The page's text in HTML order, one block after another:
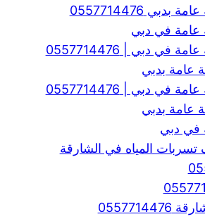
0557714476
عامة في دبي
شركة صيانة عامة في دبي | 0557714476
عامة بدبي
شركة صيانة عامة في دبي | 0557714476
عامة بدبي
في دبي
المياه في الشارقة